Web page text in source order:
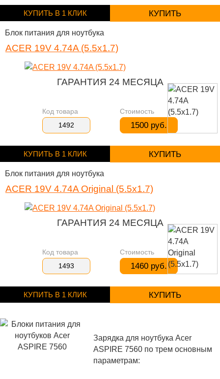
КУПИТЬ В 1 КЛИК КУПИТЬ
Блок питания для ноутбука
ACER 19V 4.74A (5.5x1.7)
ГАРАНТИЯ 24 МЕСЯЦА
Код товара
1492
Стоимость
1500 руб.
КУПИТЬ В 1 КЛИК КУПИТЬ
Блок питания для ноутбука
ACER 19V 4.74A Original (5.5x1.7)
ГАРАНТИЯ 24 МЕСЯЦА
Код товара
1493
Стоимость
1460 руб.
КУПИТЬ В 1 КЛИК КУПИТЬ
Зарядка для ноутбука Acer
ASPIRE 7560 по трем основным
параметрам: